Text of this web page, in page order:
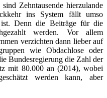
Zehntausende hierzulande
ins System fällt umso
Denn die Beiträge für die
werden. Vor allem
verzichten dann lieber auf
wie Obdachlose oder
Bundesregierung die Zahl der
mit 80.000 an (2014), wobei
werden kann, aber